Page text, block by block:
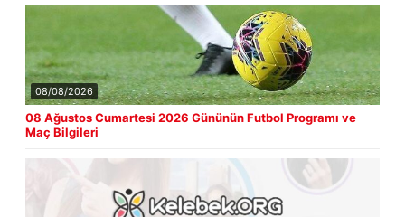
08/08/2026
08 Ağustos Cumartesi 2026 Gününün Futbol Programı ve
Maç Bilgileri